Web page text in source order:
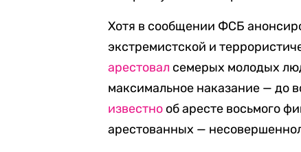
Хотя в сообщении ФСБ
экстремистской и
арестовал семерых молодых
максимальное наказание — до
известно об аресте восьмого
арестованных —